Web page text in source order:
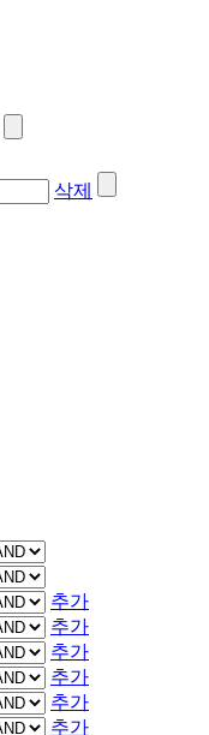
삭제
추가
추가
추가
추가
추가
추가